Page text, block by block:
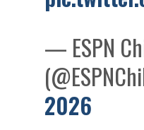
— ESPN
2026